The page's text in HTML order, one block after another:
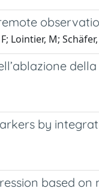
Lointier, M;
by
based on